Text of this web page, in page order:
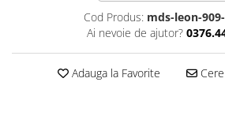
Cod Produs: mds-leon-
Ai nevoie de ajutor?
Adauga la Favorite Cere